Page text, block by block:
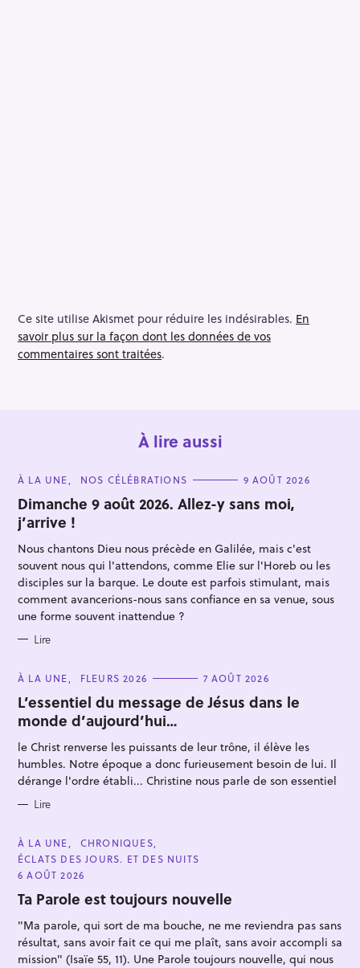
Ce site utilise Akismet pour réduire les indésirables. En
savoir plus sur la façon dont les données de vos
commentaires sont traitées.
À lire aussi
C
T
E
G
O
I
E
S
À LA UNE NOS CÉLÉBRATIONS 9 AOÛT 2026
Dimanche 9 août 2026. Allez-y sans moi,
j’arrive !
Nous chantons Dieu nous précède en Galilée, mais c'est
souvent nous qui l'attendons, comme Elie sur l'Horeb ou les
disciples sur la barque. Le doute est parfois stimulant, mais
comment avancerions-nous sans confiance en sa venue, sous
une forme souvent inattendue ?
Lire
C
T
E
G
O
R
I
E
S
À LA UNE FLEURS 2026 7 AOÛT 2026
L’essentiel du message de Jésus dans le
monde d’aujourd’hui…
le Christ renverse les puissants de leur trône, il élève les
humbles. Notre époque a donc furieusement besoin de lui. Il
dérange l'ordre établi... Christine nous parle de son essentiel
Lire
C
A
T
E
G
O
R
E
À LA UNE
CHRONIQUES
ÉCLATS DES JOURS. ET DES NUITS
6 AOÛT 2026
Ta Parole est toujours nouvelle
"Ma parole, qui sort de ma bouche, ne me reviendra pas sans
résultat, sans avoir fait ce qui me plaît, sans avoir accompli sa
mission" (Isaïe 55, 11). Une Parole toujours nouvelle, qui nous